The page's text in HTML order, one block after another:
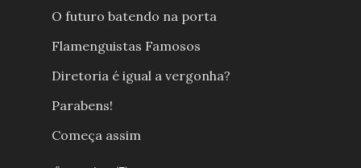
O futuro batendo na porta
Flamenguistas Famosos
Diretoria é igual a vergonha?
Parabens!
Começa assim